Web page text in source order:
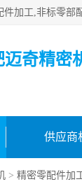
迈奇精密
供应商
> 精密零配件加